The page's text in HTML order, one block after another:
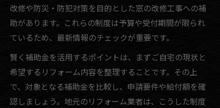
改修や防災・防犯対策を目的とした窓の改修工事への補
助があります。これらの制度は予算や受付期間が限られ
ているため、最新情報のチェックが重要です。
賢く補助金を活用するポイントは、まずご自宅の現状と
希望するリフォーム内容を整理することです。その上
で、対象となる補助金を比較し、申請要件や給付額を確
認しましょう。地元のリフォーム業者は、こうした制度